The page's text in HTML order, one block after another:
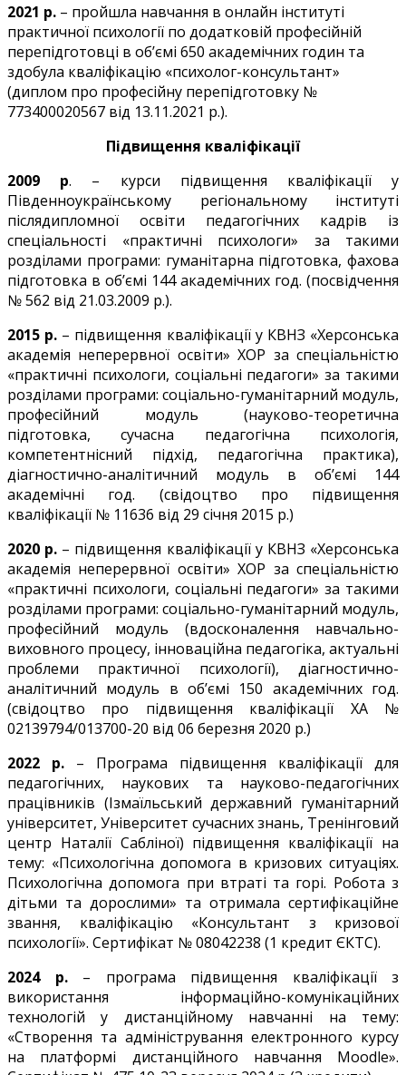
2021 р. – пройшла навчання в онлайн інституті
практичної психології по додатковій професійній
перепідготовці в об’ємі 650 академічних годин та
здобула кваліфікацію «психолог-консультант»
(диплом про професійну перепідготовку №
773400020567 від 13.11.2021 р.).
Підвищення кваліфікації
2009 р. – курси підвищення кваліфікації у
Південноукраїнському регіональному інституті
післядипломної освіти педагогічних кадрів із
спеціальності «практичні психологи» за такими
розділами програми: гуманітарна підготовка, фахова
підготовка в об’ємі 144 академічних год. (посвідчення
№ 562 від 21.03.2009 р.).
2015 р. – підвищення кваліфікації у КВНЗ «Херсонська
академія неперервної освіти» ХОР за спеціальністю
«практичні психологи, соціальні педагоги» за такими
розділами програми: соціально-гуманітарний модуль,
професійний модуль (науково-теоретична
підготовка, сучасна педагогічна психологія,
компетентнісний підхід, педагогічна практика),
діагностично-аналітичний модуль в об’ємі 144
академічні год. (свідоцтво про підвищення
кваліфікації № 11636 від 29 січня 2015 р.)
2020 р. – підвищення кваліфікації у КВНЗ «Херсонська
академія неперервної освіти» ХОР за спеціальністю
«практичні психологи, соціальні педагоги» за такими
розділами програми: соціально-гуманітарний модуль,
професійний модуль (вдосконалення навчально-
виховного процесу, інноваційна педагогіка, актуальні
проблеми практичної психології), діагностично-
аналітичний модуль в об’ємі 150 академічних год.
(свідоцтво про підвищення кваліфікації ХА №
02139794/013700-20 від 06 березня 2020 р.)
2022 р. – Програма підвищення кваліфікації для
педагогічних, наукових та науково-педагогічних
працівників (Ізмаїльський державний гуманітарний
університет, Університет сучасних знань, Тренінговий
центр Наталії Сабліної) підвищення кваліфікації на
тему: «Психологічна допомога в кризових ситуаціях.
Психологічна допомога при втраті та горі. Робота з
дітьми та дорослими» та отримала сертифікаційне
звання, кваліфікацію «Консультант з кризової
психології». Сертифікат № 08042238 (1 кредит ЄКТС).
2024 р.– програма підвищення кваліфікації з
використання інформаційно-комунікаційних
технологій у дистанційному навчанні на тему:
«Створення та адміністрування електронного курсу
на платформі дистанційного навчання Moodle».